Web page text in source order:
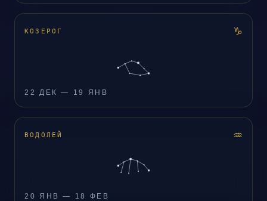
КОЗЕРОГ ♑
22 ДЕК — 19 ЯНВ
ВОДОЛЕЙ ♒
20 ЯНВ — 18 ФЕВ